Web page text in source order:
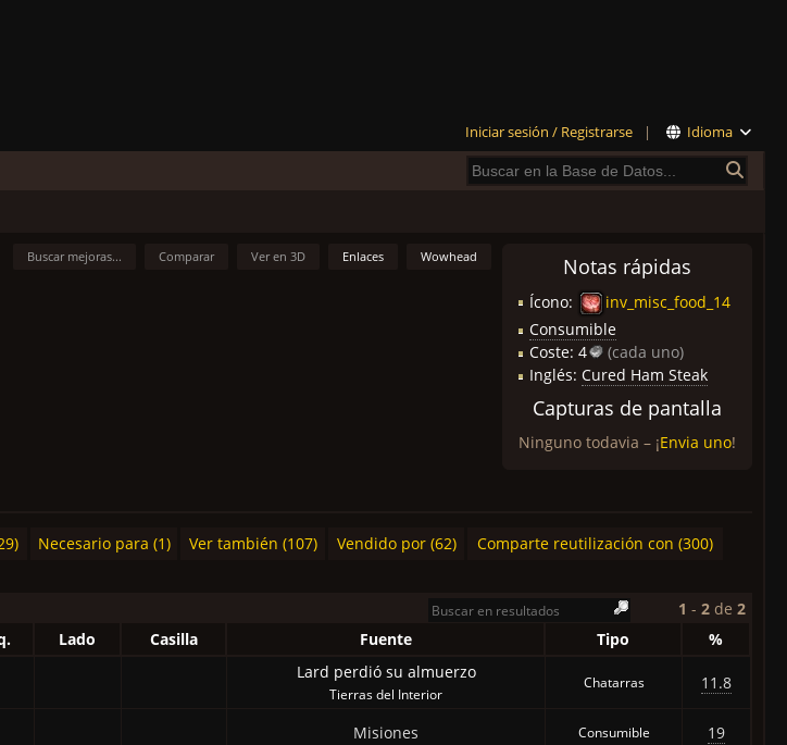
Iniciar sesión / Registrarse | Idioma
Notas rápidas
Ícono:
inv_misc_food_14
Consumible
Coste: 4
(cada uno)
Inglés: Cured Ham Steak
Capturas de pantalla
Ninguno todavia – ¡Envia uno!
Wowhead
Enlaces
Ver en 3D
Comparar
Buscar mejoras...
Necesario para (1) Ver también (107) Vendido por (62)
Comparte reutilización con (300)
1 - 2 de 2
Lado Casilla Fuente Tipo %
Lard perdió su almuerzo
Tierras del Interior
Chatarras 11.8
Misiones Consumible 19